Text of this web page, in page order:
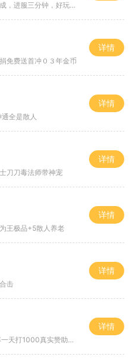
服三分钟，好玩一整年。
免费送首冲０３年金币
详情
全是散人
详情
刀刀毒法师带神宠
详情
王极品+5散人养老
详情
击
详情
打1000真实赞助一夜终
详情